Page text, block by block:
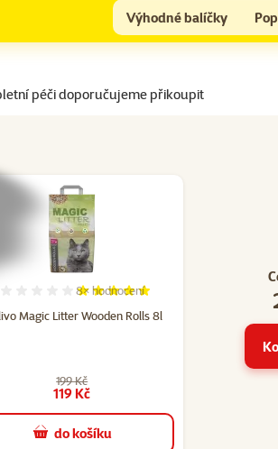
Výhodné balíčky
péči doporučujeme přikoupit
4
Magic Litter Wooden Rolls 8l
Hodnocení 100%, počet
8× hodnocení
199 Kč
119 Kč
do košíku